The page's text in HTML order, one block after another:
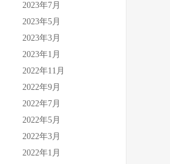
2023年7月
2023年5月
2023年3月
2023年1月
2022年11月
2022年9月
2022年7月
2022年5月
2022年3月
2022年1月